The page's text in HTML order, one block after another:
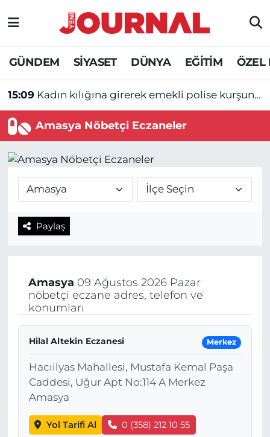
GÜNDEM SİYASET DÜNYA EĞİTİM ÖZEL
15:09 Kadın kılığına girerek emekli polise kurşun yağdırdı!
Amasya Nöbetçi Eczaneler
Paylaş
Amasya 09 Ağustos 2026 Pazar
nöbetçi eczane adres, telefon ve
konumları
Hilal Altekin Eczanesi Merkez
Hacıilyas Mahallesi, Mustafa Kemal Paşa
Caddesi, Uğur Apt No:114 A Merkez
Amasya
Yol Tarifi Al 0 (358) 212 10 55
GÜNDEM
SİYASET
SAĞLIK
DÜNYA
EĞİTİM
ÖZEL HABER
Nöbetçi Eczaneler
Hava Durumu
Trafik Durumu
Süper Lig Puan Durumu ve Fikstür
Tüm Manşetler
Son Dakika Haberleri
Haber Arşivi